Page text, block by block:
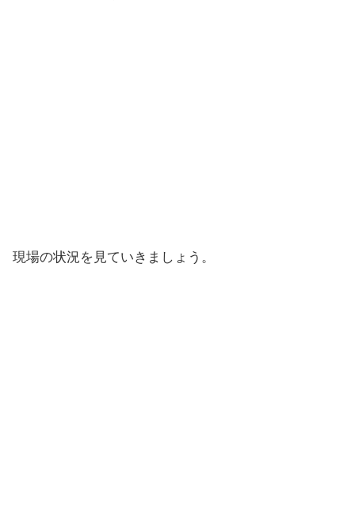
現場の状況を見ていきましょう。